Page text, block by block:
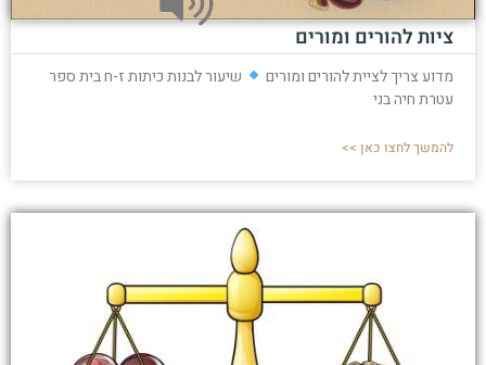
ציות להורים ומורים
מדוע צריך לציית להורים ומורים
שיעור לבנות כיתות ז-ח בית ספר
עטרת חיה בני
להמשך לחצו כאן >>